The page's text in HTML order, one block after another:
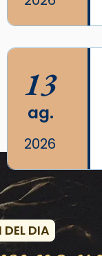
13
ag.
2026
DEL DIA